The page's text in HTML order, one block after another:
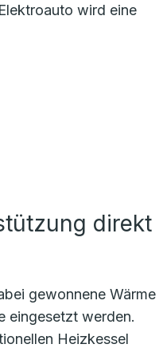
wird eine
direkt
gewonnene Wärme
eingesetzt werden.
Heizkessel